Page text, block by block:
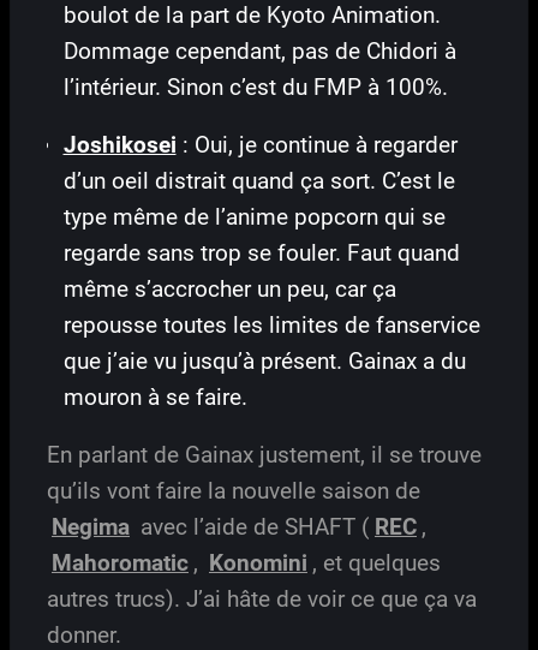
boulot de la part de Kyoto Animation.
Dommage cependant, pas de Chidori à
l’intérieur. Sinon c’est du FMP à 100%.
Joshikosei : Oui, je continue à regarder
d’un oeil distrait quand ça sort. C’est le
type même de l’anime popcorn qui se
regarde sans trop se fouler. Faut quand
même s’accrocher un peu, car ça
repousse toutes les limites de fanservice
que j’aie vu jusqu’à présent. Gainax a du
mouron à se faire.
En parlant de Gainax justement, il se trouve
qu’ils vont faire la nouvelle saison de
Negima avec l’aide de SHAFT ( REC ,
Mahoromatic , Konomini , et quelques
autres trucs). J’ai hâte de voir ce que ça va
donner.